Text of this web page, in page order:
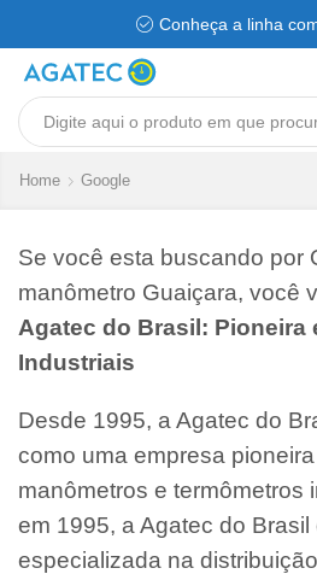
Conheça a linha
Home Google
Se você esta buscando por
manômetro Guaiçara, você
Agatec do Brasil: Pioneira
Industriais
Desde 1995, a Agatec do
como uma empresa
manômetros e termômetros
em 1995, a Agatec do
especializada na